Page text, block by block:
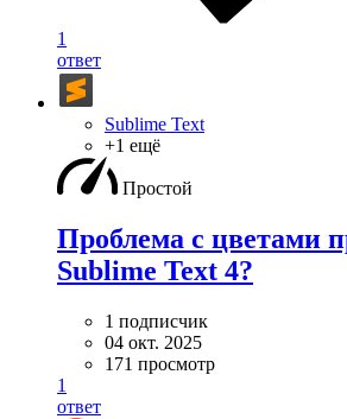
1
ответ
Sublime Text
+1 ещё
Простой
Проблема с цветами
Sublime Text 4?
1 подписчик
04 окт. 2025
171 просмотр
1
ответ